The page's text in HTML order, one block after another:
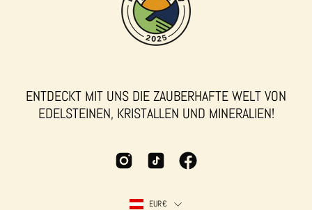
ENTDECKT MIT UNS DIE ZAUBERHAFTE WELT VON
EDELSTEINEN, KRISTALLEN UND MINERALIEN!
LAND
EUR€